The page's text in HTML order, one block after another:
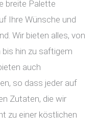
breite Palette
Ihre Wünsche und
Wir bieten alles, von
hin zu saftigem
auch
so dass jeder auf
Zutaten, die wir
zu einer köstlichen